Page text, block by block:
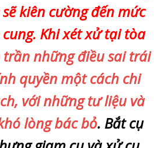
kiên cường đến mức
Khi xét xử tại tòa
trần những điều sai trái
quyền một cách chi
với những tư liệu và
lòng bác bỏ. Bắt cụ